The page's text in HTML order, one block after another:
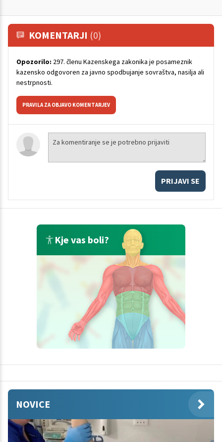
KOMENTARJI (0)
Opozorilo: 297. členu Kazenskega zakonika je posameznik
kazensko odgovoren za javno spodbujanje sovraštva, nasilja ali
nestrpnosti.
PRAVILA ZA OBJAVO KOMENTARJEV
PRIJAVI SE
Kje vas boli?
NOVICE